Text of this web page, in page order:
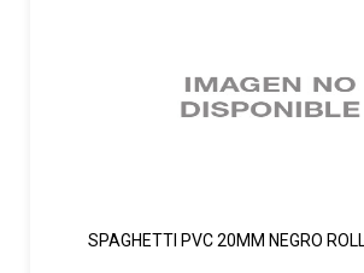
SPAGHETTI PVC 20MM NEGRO